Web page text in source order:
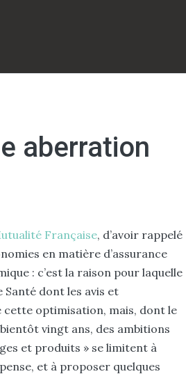
aberration
Française, d’avoir rappelé
en matière d’assurance
: c’est la raison pour laquelle
Santé dont les avis et
optimisation, mais, dont le
bientôt vingt ans, des ambitions
et produits » se limitent à
et à proposer quelques